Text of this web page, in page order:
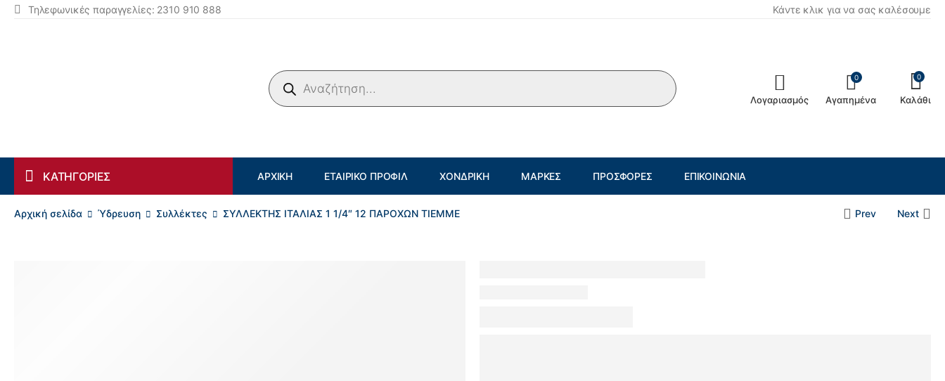
Τηλεφωνικές παραγγελίες: 2310 910 888 Κάντε κλικ για να σας καλέσουμε
Products search
Λογαριασμός
0
Αγαπημένα
0
Καλάθι
ΚΑΤΗΓΟΡΙΕΣ ΑΡΧΙΚΉ ΕΤΑΙΡΙΚΌ ΠΡΟΦΊΛ ΧΟΝΔΡΙΚΉ ΜΆΡΚΕΣ ΠΡΟΣΦΟΡΈΣ ΕΠΙΚΟΙΝΩΝΊΑ
Αρχική σελίδα Ύδρευση Συλλέκτες ΣΥΛΛΕΚΤΗΣ ΙΤΑΛΙΑΣ 1 1/4″ 12 ΠΑΡΟΧΩΝ TIEMME Prev Next